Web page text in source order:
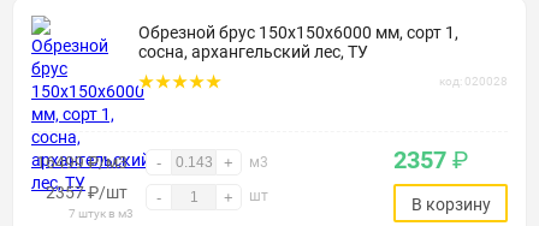
Обрезной брус 150х150х6000 мм, сорт 1,
сосна, архангельский лес, ТУ
код: 020028
16499 ₽/м3 - + м3
2357₽/шт
7 штук в м3
- + шт
2357 ₽
В корзину